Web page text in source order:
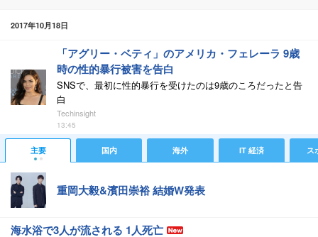
2017年10月18日
「アグリー・ベティ」のアメリカ・フェレーラ 9歳
時の性的暴行被害を告白
SNSで、最初に性的暴行を受けたのは9歳のころだったと告
白
Techinsight
13:45
主要 国内 海外 IT 経済 ス
重岡大毅&濱田崇裕 結婚W発表
海水浴で3人が流される 1人死亡